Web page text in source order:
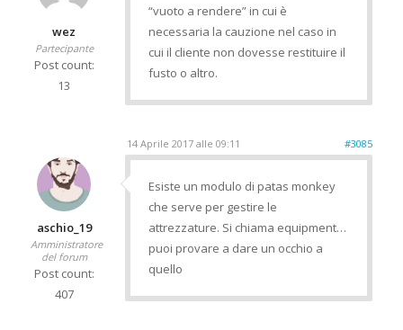
wez
Partecipante
Post count:
13
“vuoto a rendere” in cui è
necessaria la cauzione nel caso in
cui il cliente non dovesse restituire il
fusto o altro.
14 Aprile 2017 alle 09:11 #3085
aschio_19
Amministratore
del forum
Post count:
407
Esiste un modulo di patas monkey
che serve per gestire le
attrezzature. Si chiama equipment…
puoi provare a dare un occhio a
quello